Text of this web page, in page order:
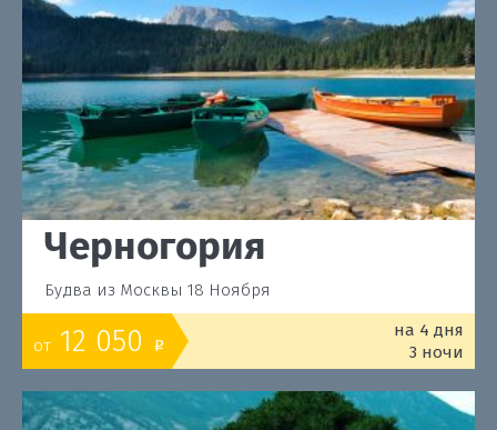
Черногория
Будва из Москвы 18 Ноября
от 12 050 o
на 4 дня
3 ночи